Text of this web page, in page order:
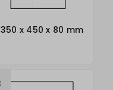
350 x 450 x 80 mm